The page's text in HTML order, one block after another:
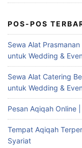
POS-POS
Sewa Alat
untuk Wedding &
Sewa Alat Catering
untuk Wedding &
Pesan Aqiqah Online
Tempat Aqiqah
Syariat